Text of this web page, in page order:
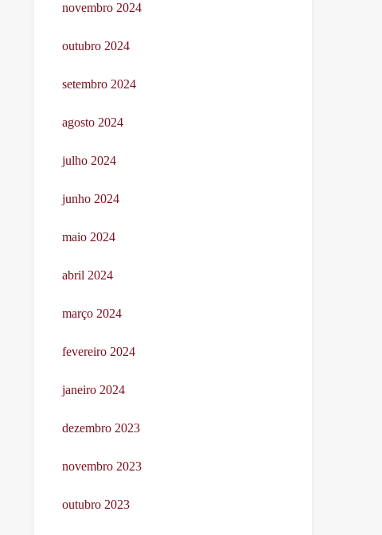
novembro 2024
outubro 2024
setembro 2024
agosto 2024
julho 2024
junho 2024
maio 2024
abril 2024
março 2024
fevereiro 2024
janeiro 2024
dezembro 2023
novembro 2023
outubro 2023